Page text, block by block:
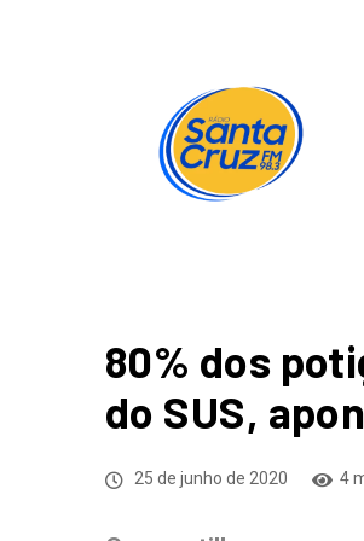
80% dos
do SUS,
25 de junho de 2020 4